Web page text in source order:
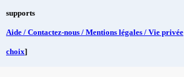
supports
Aide / Contactez-nous / Mentions légales / Vie privée
choix]